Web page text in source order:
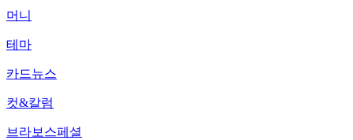
머니
테마
카드뉴스
컷&칼럼
브라보스페셜